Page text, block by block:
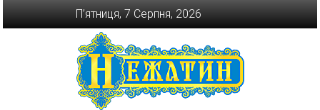
П’ятниця, 7 Серпня, 2026